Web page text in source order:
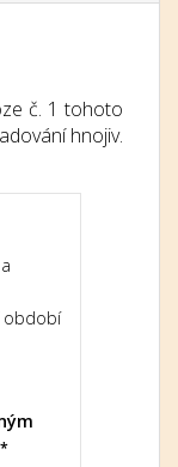
č. 1 tohoto
hnojiv.
období